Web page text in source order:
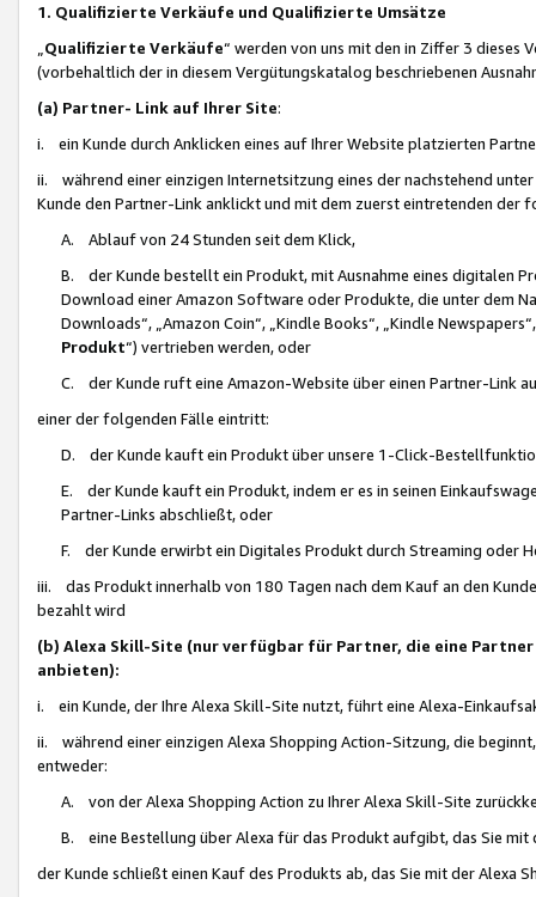
1. Qualifizierte Verkäufe und Qualifizierte Umsätze
Qualifizierte Verkäufe“ werden von uns mit den in Ziffer 3
(vorbehaltlich der in diesem Vergütungskatalog beschriebenen
(a) Partner- Link auf Ihrer Site:
i. ein Kunde durch Anklicken eines auf Ihrer Website platzierten
ii. während einer einzigen Internetsitzung eines der nachstehend
Kunde den Partner-Link anklickt und mit dem zuerst eintretenden der
A. Ablauf von 24 Stunden seit dem Klick,
B. der Kunde bestellt ein Produkt, mit Ausnahme eines digitalen
Download einer Amazon Software oder Produkte, die unter dem
Downloads“, „Amazon Coin“, „Kindle Books“, „Kindle
Produkt“) vertrieben werden, oder
C. der Kunde ruft eine Amazon-Website über einen Partner-Link
einer der folgenden Fälle eintritt:
D. der Kunde kauft ein Produkt über unsere 1-Click-
E. der Kunde kauft ein Produkt, indem er es in seinen
Partner-Links abschließt, oder
F. der Kunde erwirbt ein Digitales Produkt durch Streaming oder
iii. das Produkt innerhalb von 180 Tagen nach dem Kauf an den
bezahlt wird
(b) Alexa Skill-Site (nur verfügbar für Partner, die eine
anbieten):
i. ein Kunde, der Ihre Alexa Skill-Site nutzt, führt eine Alexa-
ii. während einer einzigen Alexa Shopping Action-Sitzung, die
entweder:
A. von der Alexa Shopping Action zu Ihrer Alexa Skill-Site
B. eine Bestellung über Alexa für das Produkt aufgibt, das Sie mit
der Kunde schließt einen Kauf des Produkts ab, das Sie mit der Alexa